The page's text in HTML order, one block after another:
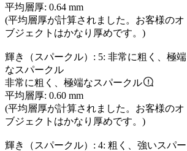
平均層厚: 0.64 mm
(平均層厚が計算されました。お客様のオ
ブジェクトはかなり厚めです。)
輝き（スパークル）: 5: 非常に粗く、極端
なスパークル
非常に粗く、極端なスパークル
平均層厚: 0.60 mm
(平均層厚が計算されました。お客様のオ
ブジェクトはかなり厚めです。)
輝き（スパークル）: 4: 粗く、強いスパー